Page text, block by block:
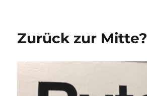
Zurück zur Mitte?